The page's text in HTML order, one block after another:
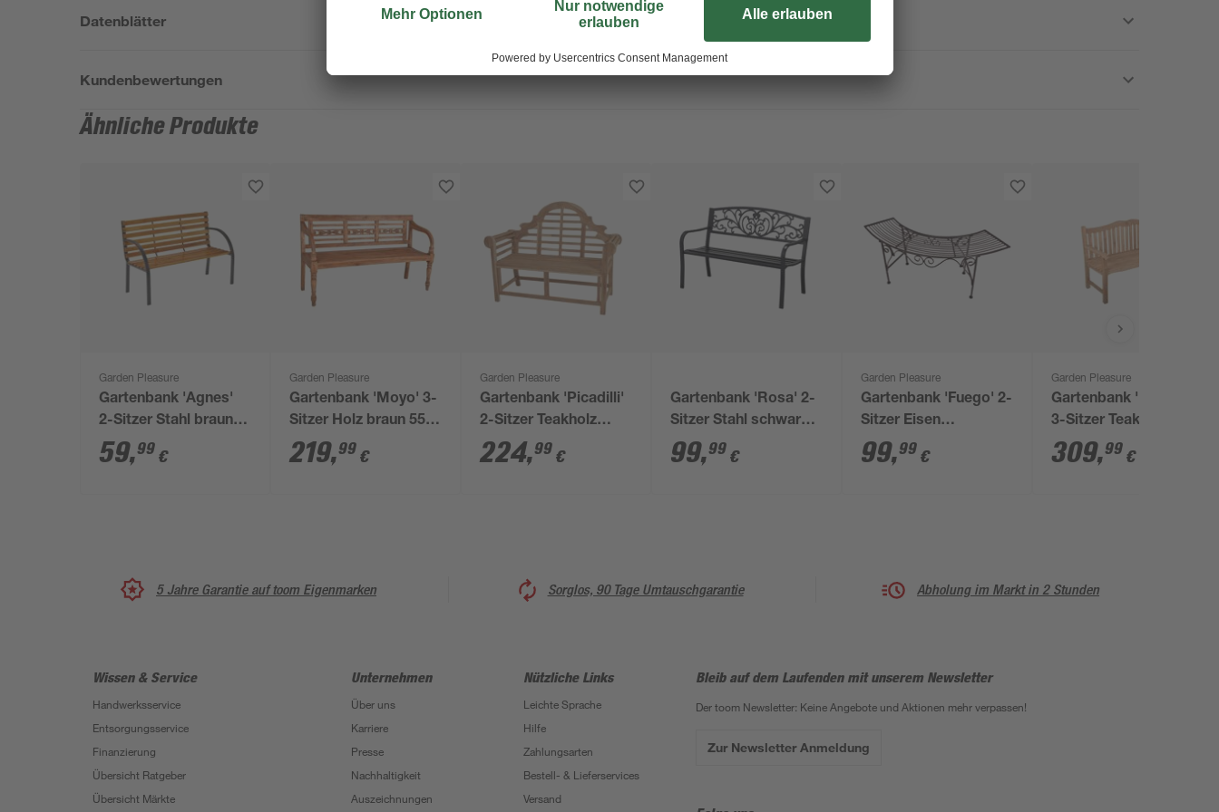
Datenblätter
Kundenbewertungen
Ähnliche Produkte
Garden Pleasure
Gartenbank 'Agnes'
2-Sitzer Stahl braun
122 x 80 x 60 cm
59,99 €
Garden Pleasure
Gartenbank 'Moyo' 3-
Sitzer Holz braun 55 x
90,5 x 150 cm
219,99 €
Garden Pleasure
Gartenbank 'Picadilli'
2-Sitzer Teakholz
braun 133 x 103 x 57
cm
224,99 €
Gartenbank 'Rosa' 2-
Sitzer Stahl schwarz
127 x 85 x 62 cm
99,99 €
Garden Pleasure
Gartenbank 'Fuego' 2-
Sitzer Eisen
schwarz/braun 28 x
47 x 125 cm
99,99 €
Garden Pleasure
Gartenbank 'Romang'
3-Sitzer Teakholz
braun 150 x 92 x 63
cm
309,99 €
5 Jahre Garantie auf toom Eigenmarken Sorglos, 90 Tage Umtauschgarantie Abholung im Markt in 2 Stunden
Wissen & Service
Handwerksservice
Entsorgungsservice
Finanzierung
Übersicht Ratgeber
Übersicht Märkte
Unternehmen
Über uns
Karriere
Presse
Nachhaltigkeit
Auszeichnungen
Nützliche Links
Leichte Sprache
Hilfe
Zahlungsarten
Bestell- & Lieferservices
Versand
Bleib auf dem Laufenden mit unserem Newsletter
Der toom Newsletter: Keine Angebote und Aktionen mehr verpassen!
Zur Newsletter Anmeldung